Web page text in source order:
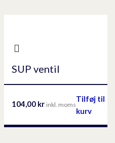
SUP ventil
104,00 kr inkl. moms
Tilføj til
kurv